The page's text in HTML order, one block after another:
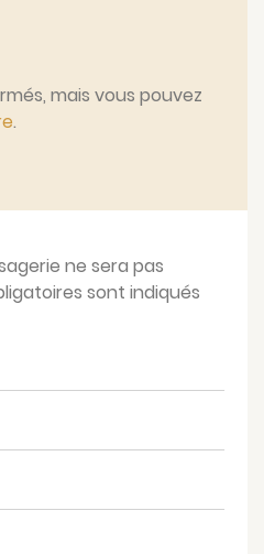
mais vous pouvez
.
ne sera pas
sont indiqués